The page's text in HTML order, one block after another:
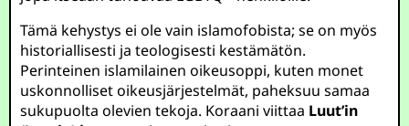
Tämä kehystys ei ole vain islamofobista; se on myös
historiallisesti ja teologisesti kestämätön.
Perinteinen islamilainen oikeusoppi, kuten monet
uskonnolliset oikeusjärjestelmät, paheksuu samaa
sukupuolta olevien tekoja. Koraani viittaa Luut’in